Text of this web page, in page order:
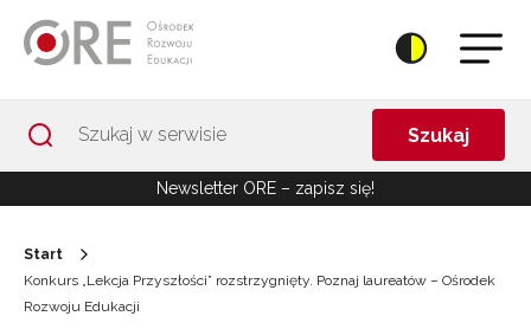
Szukaj
Newsletter ORE – zapisz się!
Start
Konkurs „Lekcja Przyszłości” rozstrzygnięty. Poznaj laureatów – Ośrodek
Rozwoju Edukacji